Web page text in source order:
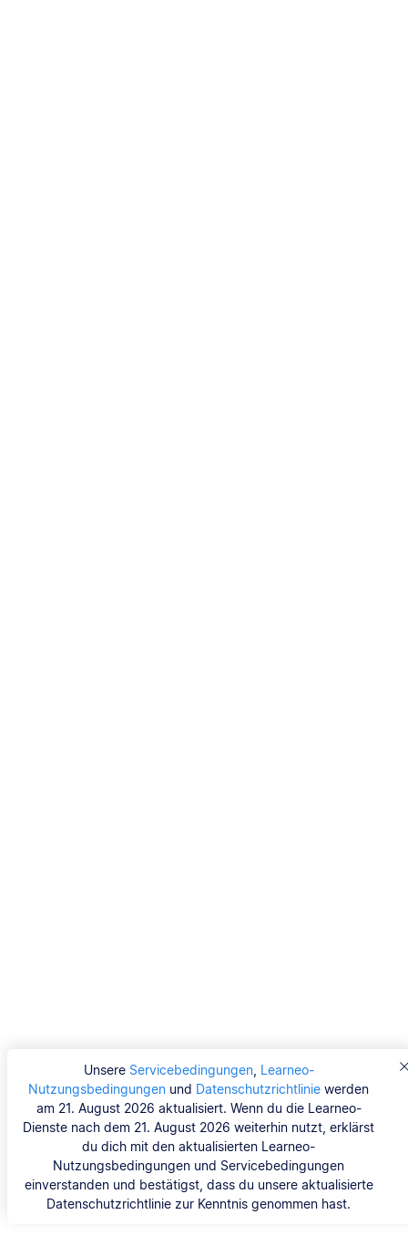
Unsere Servicebedingungen, Learneo-
Nutzungsbedingungen und Datenschutzrichtlinie werden
am 21. August 2026 aktualisiert. Wenn du die Learneo-
Dienste nach dem 21. August 2026 weiterhin nutzt, erklärst
du dich mit den aktualisierten Learneo-
Nutzungsbedingungen und Servicebedingungen
einverstanden und bestätigst, dass du unsere aktualisierte
Datenschutzrichtlinie zur Kenntnis genommen hast.